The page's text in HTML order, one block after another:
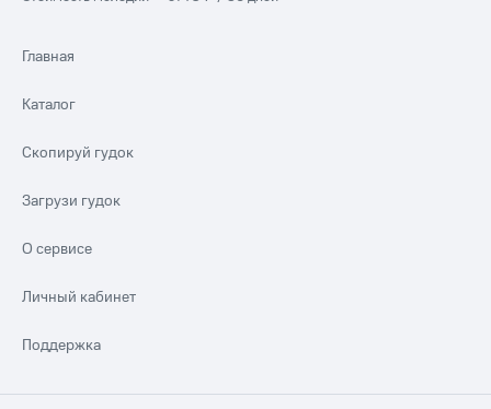
Главная
Каталог
Скопируй гудок
Загрузи гудок
О сервисе
Личный кабинет
Поддержка